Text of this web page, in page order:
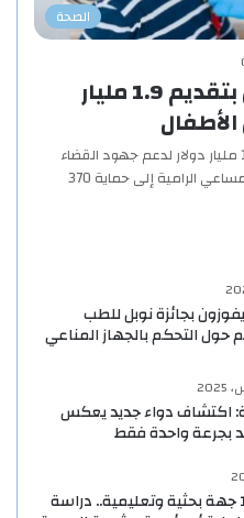
الصحة
زعماء العالم يتعهدون بتقديم 1.9 مليار
تعهد زعماء العالم، الاثنين، بتوفير 1.9 مليار دولار لدعم جهود القضاء
على شلل الأطفال، ما يمنح دفعة للمساعي الرامية إلى حماية 370
بجائزة نوبل للطب
حول التحكم بالجهاز المناعي
اكتشاف دواء جديد يعكس
بجرعة واحدة فقط
بمشاركة 12 جهة بحثية وتعليمية.. دراسة